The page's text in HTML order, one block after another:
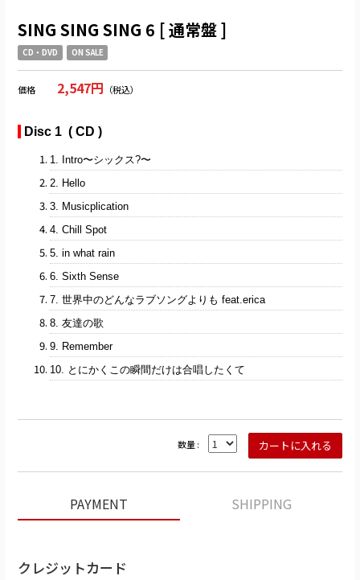
SING SING SING 6 [ 通常盤 ]
CD・DVD ON SALE
価格 2,547円 （税込）
Disc 1 ( CD )
1. Intro〜シックス?〜
2. Hello
3. Musicplication
4. Chill Spot
5. in what rain
6. Sixth Sense
7. 世界中のどんなラブソングよりも feat.erica
8. 友達の歌
9. Remember
10. とにかくこの瞬間だけは合唱したくて
数量 :
PAYMENT SHIPPING
クレジットカード